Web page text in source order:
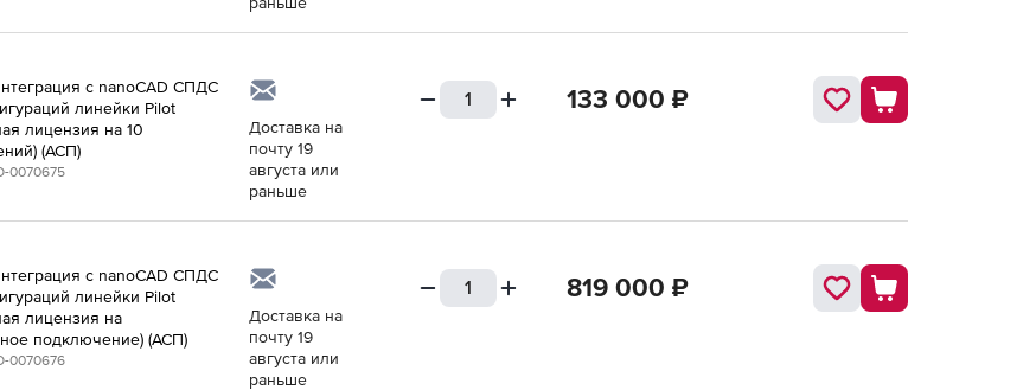
с nanoCAD СПДС
линейки Pilot
лицензия на 10
(АСП)
0070675
Доставка на
почту 19
августа или
раньше
133 000 ₽
с nanoCAD СПДС
линейки Pilot
лицензия на
подключение) (АСП)
0070676
Доставка на
почту 19
августа или
раньше
819 000 ₽